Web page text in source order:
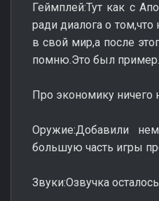
Геймплей:Тут как с
ради диалога о
в свой мир,а после
помню.Это был пример.
Про экономику ничего
Оружие:Добавили
большую часть игры
Звуки:Озвучка